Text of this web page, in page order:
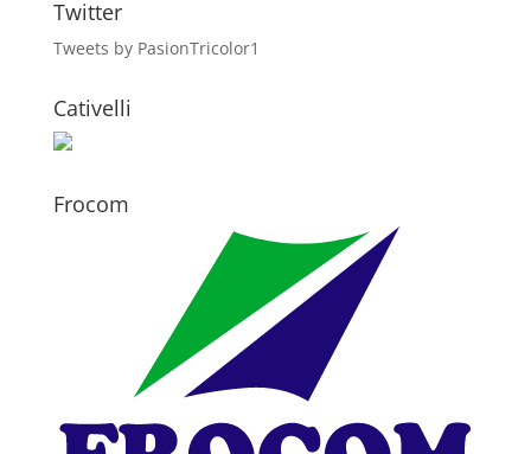
Twitter
Tweets by PasionTricolor1
Cativelli
Frocom